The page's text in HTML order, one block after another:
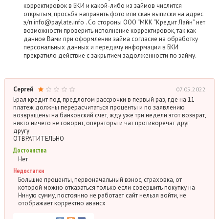
корректировок в БКИ и какой-либо из займов числится
открытым, просьба направить фото или скан выписки на адрес
э/п info@paylate.info . Со стороны ООО “МКК “Кредит Лайн” нет
возможности проверить исполнение корректировок, так как
данное Вами при оформлении займа согласие на обработку
персональных данных и передачу информации в БКИ
прекратило действие с закрытием задолженности по займу.
Сергей 07.05.2022
Брал кредит под предлогом рассрочки в первый раз, где на 11
платеж должны перерасчитаться проценты и по заявлению
возвращены на банковский счет, жду уже три недели этот возврат,
никто ничего не говорит, операторы и чат противоречат друг
другу
ОТВРАТИТЕЛЬНО
Достоинства
Нет
Недостатки
Большие проценты, первоначальный взнос, страховка, от
которой можно отказаться только если совершить покупку на
Ннную сумму, постоянно не работает сайт нельзя войти, не
отображает корректно авансх